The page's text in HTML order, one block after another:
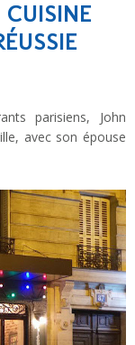
parisiens, John
avec son épouse